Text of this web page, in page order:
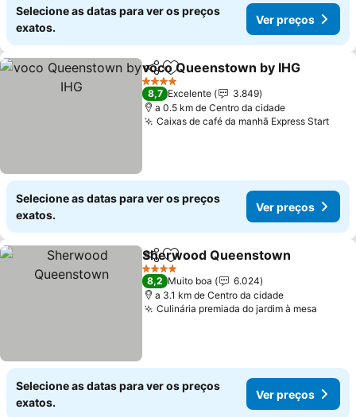
Selecione as datas para ver os preços
exatos.
Ver preços
PartilharAdicionar aos favoritos
voco Queenstown by IHG
4 Estrelas
8,7 Excelente
3.849
a 0.5 km de Centro da cidade
Caixas de café da manhã Express StartVer
Selecione as datas para ver os preços
exatos.
Ver preços
PartilharAdicionar aos favoritos
Sherwood Queenstown
4 Estrelas
8,2 Muito boa
6.024
a 3.1 km de Centro da cidade
Culinária premiada do jardim à mesa
Selecione as datas para ver os preços
exatos.
Ver preços